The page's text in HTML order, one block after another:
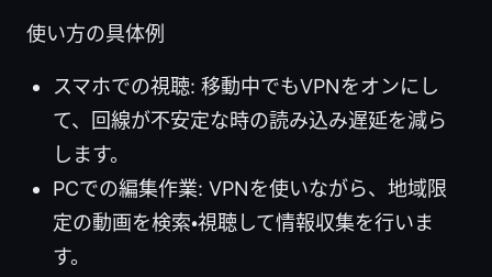
使い方の具体例
スマホでの視聴: 移動中でもVPNをオンにし
て、回線が不安定な時の読み込み遅延を減ら
します。
PCでの編集作業: VPNを使いながら、地域限
定の動画を検索・視聴して情報収集を行いま
す。